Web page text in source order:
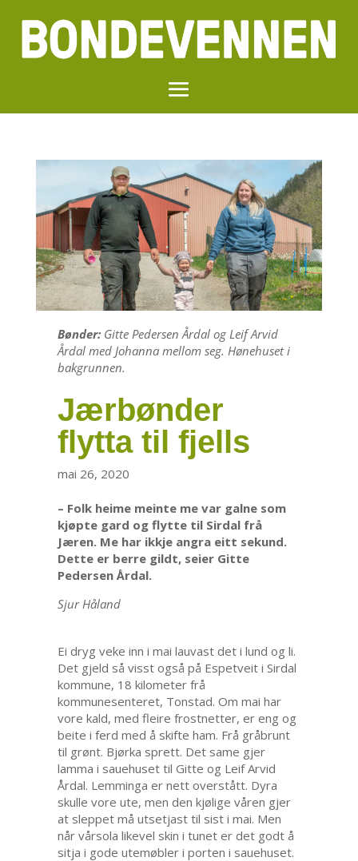
Bønder:Gitte Pedersen Årdal og Leif Arvid
Årdal med Johanna mellom seg. Hønehuset i
bakgrunnen.
Jærbønder
flytta til fjells
mai 26, 2020
– Folk heime meinte me var galne som
kjøpte gard og flytte til Sirdal frå
Jæren. Me har ikkje angra eitt sekund.
Dette er berre gildt, seier Gitte
Pedersen Årdal.
Sjur Håland
Ei dryg veke inn i mai lauvast det i lund og li.
Det gjeld så visst også på Espetveit i Sirdal
kommune, 18 kilometer frå
kommunesenteret, Tonstad. Om mai har
vore kald, med fleire frostnetter, er eng og
beite i ferd med å skifte ham. Frå gråbrunt
til grønt. Bjørka sprett. Det same gjer
lamma i sauehuset til Gitte og Leif Arvid
Årdal. Lemminga er nett overstått. Dyra
skulle vore ute, men den kjølige våren gjer
at sleppet må utsetjast til sist i mai. Men
når vårsola likevel skin i tunet er det godt å
sitja i gode utemøbler i porten i sauehuset.